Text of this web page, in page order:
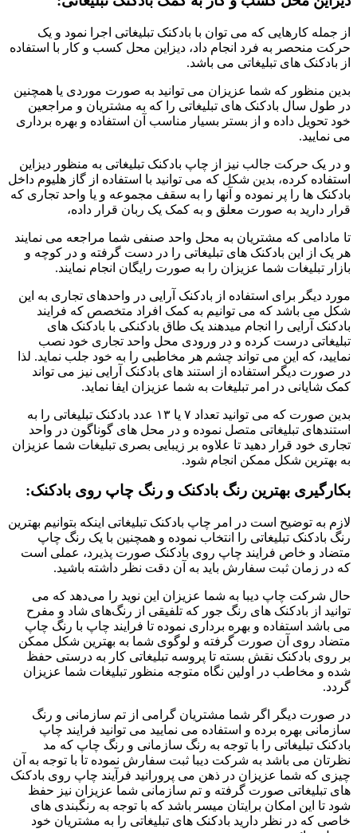
از جمله کارهایی که می توان با بادکنک تبلیغاتی اجرا نمود و یک
حرکت منحصر به فرد انجام داد، دیزاین محل کسب و کار با استفاده
از بادکنک های تبلیغاتی می باشد.
بدین منظور که شما عزیزان می توانید به صورت موردی یا همچنین
در طول سال بادکنک های تبلیغاتی را که به مشتریان و مراجعین
خود تحویل داده و از بستر بسیار مناسب آن استفاده و بهره برداری
می نمایید.
و در یک حرکت جالب نیز از چاپ بادکنک تبلیغاتی به منظور دیزاین
استفاده کرده، بدین شکل که می توانید با استفاده از گاز هلیوم داخل
بادکنک ها را پر نموده و آنها را به سقف مجموعه و یا واحد تجاری که
قرار دارید به صورت معلق و به کمک یک ربان قرار داده،
تا مادامی که مشتریان به محل واحد صنفی شما مراجعه می نمایند
هر یک از این بادکنک های تبلیغاتی را در دست گرفته و در کوچه و
بازار تبلیغات شما عزیزان را به صورت رایگان انجام نمایند.
مورد دیگر برای استفاده از بادکنک آرایی در واحدهای تجاری به این
شکل می باشد که می توانیم به کمک افراد متخصص که فرایند
بادکنک آرایی را انجام میدهند یک طاق بادکنکی با بادکنک های
تبلیغاتی درست کرده و در ورودی محل واحد تجاری خود نصب
نمایید، که این می تواند چشم هر مخاطبی را به خود جلب نماید. لذا
در صورت دیگر استفاده از استند های بادکنک آرایی نیز می تواند
کمک شایانی در امر تبلیغات به شما عزیزان ایفا نماید.
بدین صورت که می توانید تعداد ۷ یا ۱۳ عدد بادکنک تبلیغاتی را به
استندهای تبلیغاتی متصل نموده و در محل های گوناگون در واحد
تجاری خود قرار دهید تا علاوه بر زیبایی بصری تبلیغات شما عزیزان
به بهترین شکل ممکن انجام شود.
بکارگیری بهترین رنگ بادکنک و رنگ چاپ روی بادکنک:
لازم به توضیح است در امر چاپ بادکنک تبلیغاتی اینکه بتوانیم بهترین
رنگ بادکنک تبلیغاتی را انتخاب نموده و همچنین با یک رنگ چاپ
متضاد و خاص فرایند چاپ روی بادکنک صورت پذیرد، عملی است
که در زمان ثبت سفارش باید به آن دقت نظر داشته باشید.
حال شرکت چاپ دیبا به شما عزیزان این نوید را می‌دهد که می
توانید از بادکنک های رنگ جور که تلفیقی از رنگ‌های شاد و مفرح
می باشد استفاده و بهره برداری نموده تا فرایند چاپ با رنگ چاپ
متضاد روی آن صورت گرفته و لوگوی شما به بهترین شکل ممکن
بر روی بادکنک نقش بسته تا پروسه تبلیغاتی کار به درستی حفظ
شده و مخاطب در اولین نگاه متوجه منظور تبلیغات شما عزیزان
گردد.
در صورت دیگر اگر شما مشتریان گرامی از تم سازمانی و رنگ
سازمانی بهره برده و استفاده می نمایید می توانید فرایند چاپ
بادکنک تبلیغاتی را با توجه به رنگ سازمانی و رنگ چاپ که مد
نظرتان می باشد به شرکت دیبا ثبت سفارش نموده تا با توجه به آن
چیزی که شما عزیزان در ذهن می پرورانید فرآیند چاپ روی بادکنک
های تبلیغاتی صورت گرفته و تم سازمانی شما عزیزان نیز حفظ
شود تا این امکان برایتان میسر باشد که با توجه به رنگبندی های
خاصی که در نظر دارید بادکنک های تبلیغاتی را به مشتریان خود